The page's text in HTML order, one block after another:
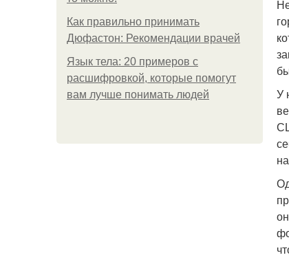
Как правильно принимать
Дюфастон: Рекомендации врачей
Язык тела: 20 примеров с
расшифровкой, которые помогут
вам лучше понимать людей
У